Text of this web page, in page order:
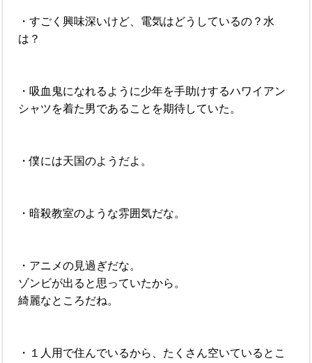
・すごく興味深いけど、電気はどうしているの？水
は？
・吸血鬼になれるように少年を手助けするハワイアン
シャツを着た男であることを期待していた。
・僕には天国のようだよ。
・暗殺教室のような雰囲気だな。
・アニメの見過ぎだな。
ゾンビが出ると思っていたから。
綺麗なところだね。
・１人用で住んでいるから、たくさん空いているとこ